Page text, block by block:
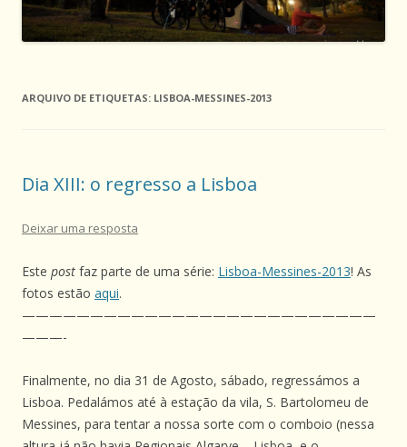
ARQUIVO DE ETIQUETAS: LISBOA-MESSINES-2013
Dia XIII: o regresso a Lisboa
Deixar uma resposta
Este post faz parte de uma série: Lisboa-Messines-2013! As
fotos estão aqui.
——————————————————————————
———-
Finalmente, no dia 31 de Agosto, sábado, regressámos a
Lisboa. Pedalámos até à estação da vila, S. Bartolomeu de
Messines, para tentar a nossa sorte com o comboio (nessa